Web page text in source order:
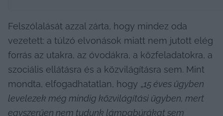
Felszólalását azzal zárta, hogy mindez oda
vezetett: a túlzó elvonások miatt nem jutott elég
forrás az utakra, az óvodákra, a közfeladatokra, a
szociális ellátásra és a közvilágításra sem. Mint
mondta, elfogadhatatlan, hogy „15 éves ügyben
levelezek még mindig közvilágítási ügyben, mert
egyszerűen nem tudunk lámpabúrákat sem